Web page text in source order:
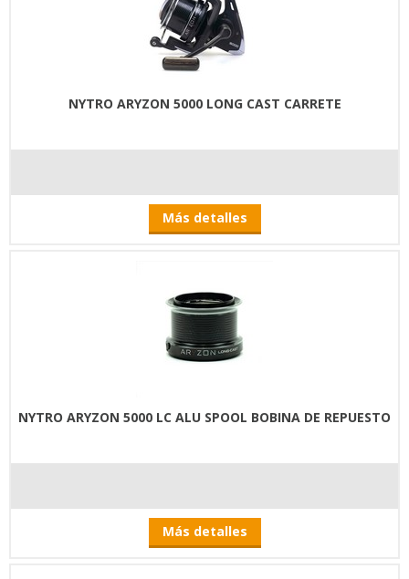
NYTRO ARYZON 5000 LONG CAST CARRETE
Más detalles
NYTRO ARYZON 5000 LC ALU SPOOL BOBINA DE REPUESTO
Más detalles